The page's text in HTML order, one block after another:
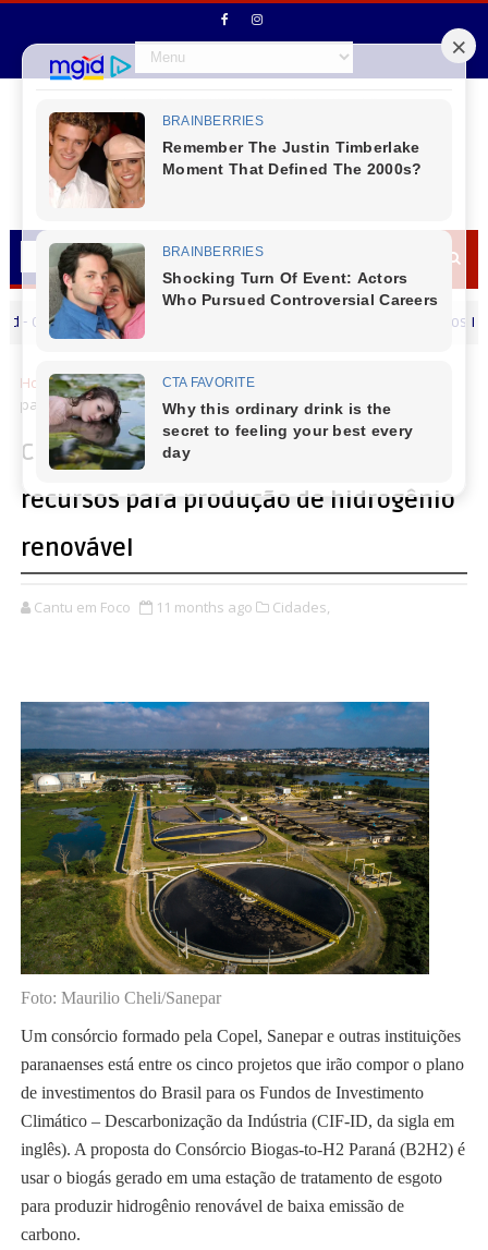
Mundo Encantado realizou uma homenagem ao Dia dos Pais.
Home Cidades
Consórcio paranaense vai receber recursos
para produção de hidrogênio renovável
Consórcio paranaense vai receber
recursos para produção de hidrogênio
renovável
Cantu em Foco 11 months ago Cidades,
Foto: Maurilio Cheli/Sanepar
Um consórcio formado pela Copel, Sanepar e outras instituições
paranaenses está entre os cinco projetos que irão compor o plano
de investimentos do Brasil para os Fundos de Investimento
Climático – Descarbonização da Indústria (CIF-ID, da sigla em
inglês). A proposta do Consórcio Biogas-to-H2 Paraná (B2H2) é
usar o biogás gerado em uma estação de tratamento de esgoto
para produzir hidrogênio renovável de baixa emissão de
carbono.